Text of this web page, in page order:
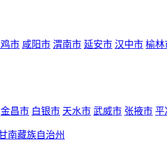
市 咸阳市 渭南市 延安市 汉中市 榆林
金昌市 白银市 天水市 武威市 张掖市 平
南藏族自治州